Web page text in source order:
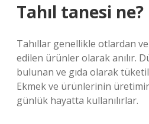
Tahıl tanesi ne?
Tahıllar genellikle otlardan
edilen ürünler olarak anılır.
bulunan ve gıda olarak
Ekmek ve ürünlerinin
günlük hayatta kullanılırlar.